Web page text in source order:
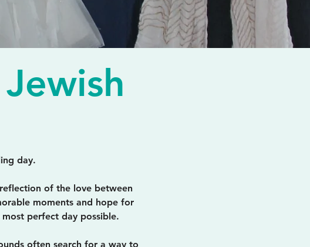
day.
of the love between
moments and hope for
perfect day possible.
often search for a way to